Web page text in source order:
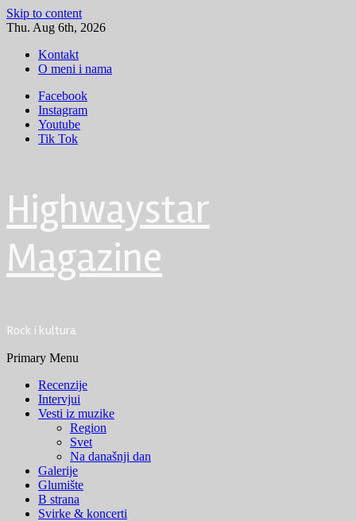
Skip to content
Thu. Aug 6th, 2026
Kontakt
O meni i nama
Facebook
Instagram
Youtube
Tik Tok
Highwaystar
Magazine
Rock i kultura
Primary Menu
Recenzije
Intervjui
Vesti iz muzike
Region
Svet
Na današnji dan
Galerije
Glumište
B strana
Svirke & koncerti